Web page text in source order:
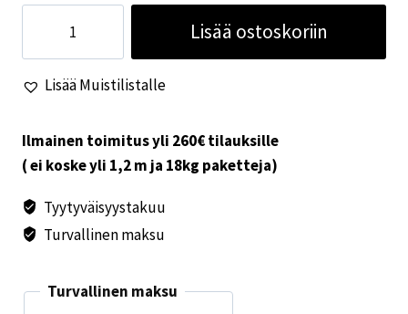
II
390
määrä
Lisää ostoskoriin
Lisää Muistilistalle
Ilmainen toimitus yli 260€ tilauksille
( ei koske yli 1,2 m ja 18kg paketteja)
Tyytyväisyystakuu
Turvallinen maksu
Turvallinen maksu